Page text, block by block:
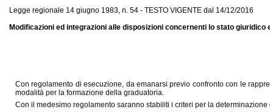
Legge regionale 14 giugno 1983, n. 54 - TESTO VIGENTE dal 14/12/2016
Modificazioni ed integrazioni alle disposizioni concernenti lo stato
Con regolamento di esecuzione, da emanarsi previo confronto con le
modalità per la formazione della graduatoria.
Con il medesimo regolamento saranno stabiliti i criteri per la